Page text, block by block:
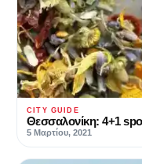
CITY GUIDE
Θεσσαλονίκη: 4+1
5 Μαρτίου, 2021